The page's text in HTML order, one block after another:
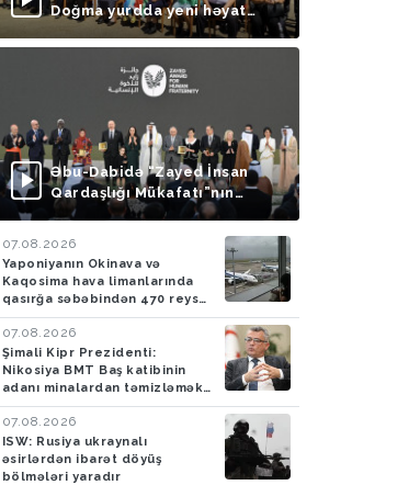
Hava 05.08.2026
Bakıya yağış yağacaq
Hadisə 05.08.2026
Azərbaycan
İrandan Britaniyaya
aparan maşında 4,5
tiryək aşkarlayıblar-
Doğma yurdda yeni həyat
başlayır
Əbu-Dabidə “Zayed İnsan
Qardaşlığı Mükafatı”nın
təqdimolunma mərasimi
07.08.2026
Yaponiyanın Okinava və
Kaqosima hava limanlarında
qasırğa səbəbindən 470 reys
ləğv edilib
07.08.2026
Şimali Kipr Prezidenti:
Nikosiya BMT Baş katibinin
adanı minalardan təmizləmək
təklifini rədd edib
07.08.2026
ISW: Rusiya ukraynalı
əsirlərdən ibarət döyüş
bölmələri yaradır